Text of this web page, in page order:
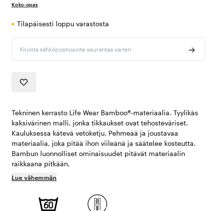
Koko-opas
Tilapäisesti loppu varastosta
Tekninen kerrasto Life Wear Bamboo®-materiaalia. Tyylikäs
kaksivärinen malli, jonka tikkaukset ovat tehosteväriset.
Kauluksessa kätevä vetoketju. Pehmeää ja joustavaa
materiaalia, joka pitää ihon viileänä ja säätelee kosteutta.
Bambun luonnolliset ominaisuudet pitävät materiaalin
raikkaana pitkään.
Lue vähemmän